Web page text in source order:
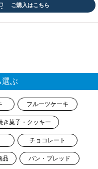
ご購入はこちら
選ぶ
フルーツケーキ
き菓子・クッキー
チョコレート
品 パン・ブレッド